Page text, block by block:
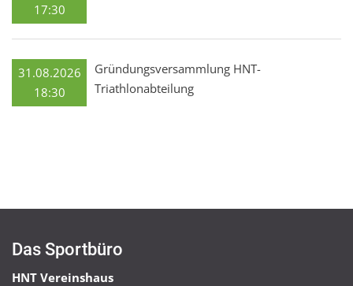
17:30
31.08.2026
18:30
Gründungsversammlung HNT-
Triathlonabteilung
Das Sportbüro
HNT Vereinshaus